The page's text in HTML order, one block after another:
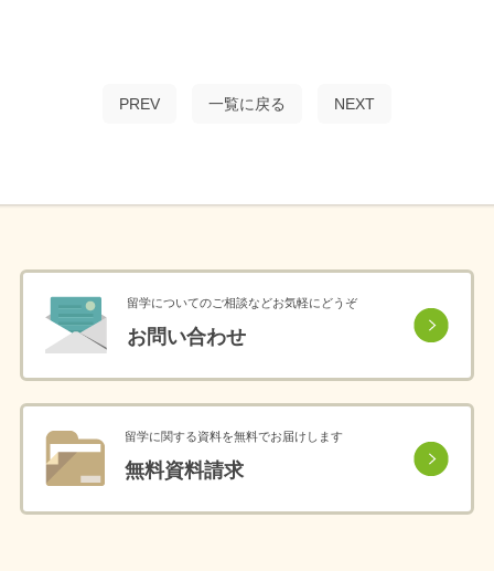
PREV 一覧に戻る NEXT
留学についてのご相談などお気軽にどうぞ
お問い合わせ
留学に関する資料を無料でお届けします
無料資料請求